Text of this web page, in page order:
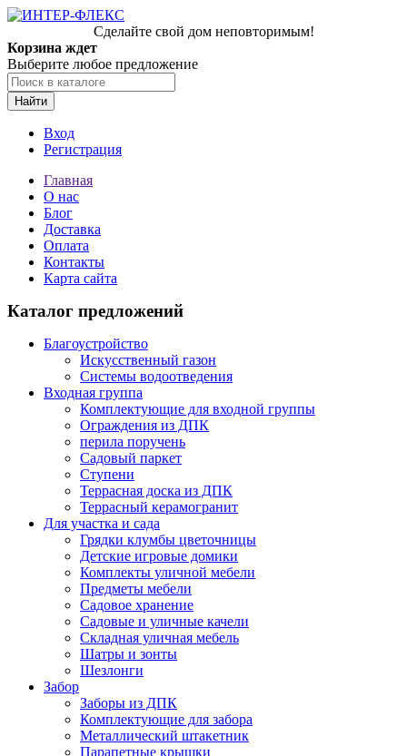
Сделайте свой дом неповторимым!
Корзина ждет
Выберите любое предложение
Найти
Вход
Регистрация
Главная
О нас
Блог
Доставка
Оплата
Контакты
Карта сайта
Каталог предложений
Благоустройство
Искусственный газон
Системы водоотведения
Входная группа
Комплектующие для входной группы
Ограждения из ДПК
перила поручень
Садовый паркет
Ступени
Террасная доска из ДПК
Террасный керамогранит
Для участка и сада
Грядки клумбы цветочницы
Детские игровые домики
Комплекты уличной мебели
Предметы мебели
Садовое хранение
Садовые и уличные качели
Складная уличная мебель
Шатры и зонты
Шезлонги
Забор
Заборы из ДПК
Комплектующие для забора
Металлический штакетник
Парапетные крышки